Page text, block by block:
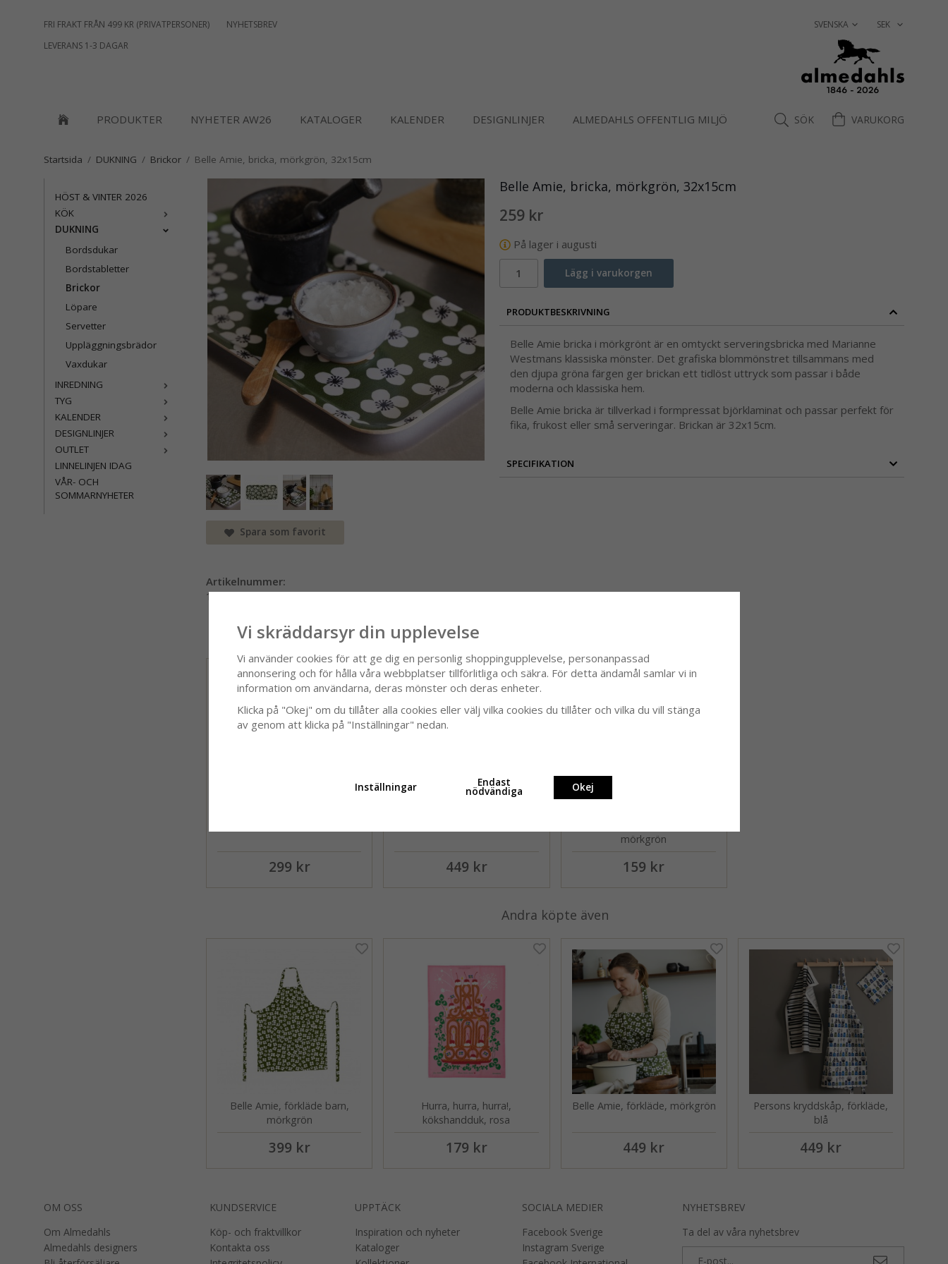
FRI FRAKT FRÅN 499 KR (PRIVATPERSONER)
NYHETSBREV
LEVERANS 1-3 DAGAR
PRODUKTER NYHETER AW26 KATALOGER KALENDER DESIGNLINJER ALMEDAHLS OFFENTLIG MILJÖ SÖK VARUKORG
Startsida / DUKNING / Brickor / Belle Amie, bricka, mörkgrön, 32x15cm
HÖST & VINTER 2026
KÖK
DUKNING
Bordsdukar
Bordstabletter
Brickor
Löpare
Servetter
Uppläggningsbrädor
Vaxdukar
INREDNING
TYG
KALENDER
DESIGNLINJER
OUTLET
LINNELINJEN IDAG
VÅR- OCH
SOMMARNYHETER
Belle Amie, bricka, mörkgrön, 32x15cm
259 kr
På lager i augusti
Lägg i varukorgen
PRODUKTBESKRIVNING
Belle Amie bricka i mörkgrönt är en omtyckt serveringsbricka med Marianne
Westmans klassiska mönster. Det grafiska blommönstret tillsammans med
den djupa gröna färgen ger brickan ett tidlöst uttryck som passar i både
moderna och klassiska hem.
Belle Amie bricka är tillverkad i formpressat björklaminat och passar perfekt för
fika, frukost eller små serveringar. Brickan är 32x15cm.
SPECIFIKATION
Spara som favorit
Artikelnummer:
102110-0038
Rekommenderade produkter
299 kr 449 kr
mörkgrön
159 kr
Andra köpte även
Belle Amie, förkläde barn,
mörkgrön
399 kr
Hurra, hurra, hurra!,
kökshandduk, rosa
179 kr
Belle Amie, förkläde, mörkgrön
449 kr
Persons kryddskåp, förkläde,
blå
449 kr
OM OSS
Om Almedahls
Almedahls designers
KUNDSERVICE
Köp- och fraktvillkor
Kontakta oss
UPPTÄCK
Inspiration och nyheter
Kataloger
SOCIALA MEDIER
Facebook Sverige
Instagram Sverige
NYHETSBREV
Ta del av våra nyhetsbrev
Vi skräddarsyr din upplevelse
Vi använder cookies för att ge dig en personlig shoppingupplevelse, personanpassad
annonsering och för hålla våra webbplatser tillförlitliga och säkra. För detta ändamål samlar vi in
information om användarna, deras mönster och deras enheter.
Klicka på "Okej" om du tillåter alla cookies eller välj vilka cookies du tillåter och vilka du vill stänga
av genom att klicka på "Inställningar" nedan.
Inställningar Endast
nödvändiga Okej